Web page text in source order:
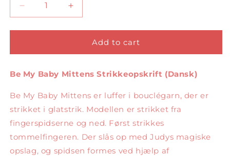
Decrease
quantity
for
My
Mittens
Increase
quantity
for
My
Mittens
Add to cart
Be My Baby Mittens Strikkeopskrift (Dansk)
Be My Baby Mittens er luffer i bouclégarn, der er
strikket i glatstrik. Modellen er strikket fra
fingerspidserne og ned. Først strikkes
tommelfingeren. Der slås op med Judys magiske
opslag, og spidsen formes ved hjælp af